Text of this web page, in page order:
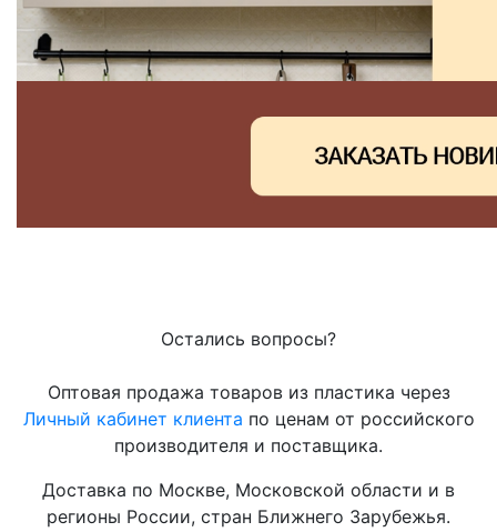
Остались вопросы?
Оптовая продажа товаров из пластика через
Личный кабинет клиента по ценам от российского
производителя и поставщика.
Доставка по Москве, Московской области и в
регионы России, стран Ближнего Зарубежья.